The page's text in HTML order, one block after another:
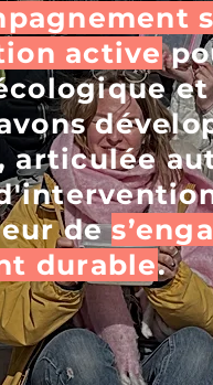
active
et
articulée
de
durable.